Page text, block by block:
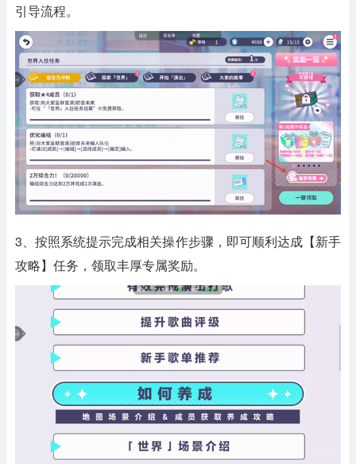
引导流程。
3、按照系统提示完成相关操作步骤，即可顺利达成【新手
攻略】任务，领取丰厚专属奖励。